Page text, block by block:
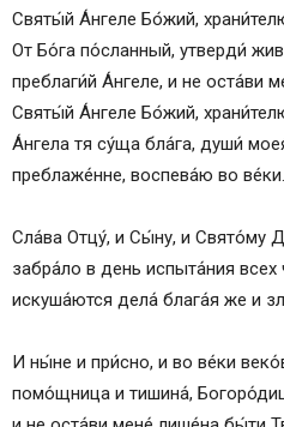
Святы́й А́нгеле Бо́жий,
От Бо́га по́сланный, утверди́
преблаги́й А́нгеле, и не оста́ви
Святы́й А́нгеле Бо́жий,
А́нгела тя су́ща бла́га, души́
преблаже́нне, воспева́ю во ве́ки.
Сла́ва Отцу́, и Сы́ну, и Свято́му
забра́ло в день испыта́ния
искуша́ются дела́ блага́я же и
И ны́не и при́сно, и во ве́ки
помо́щница и тишина́,